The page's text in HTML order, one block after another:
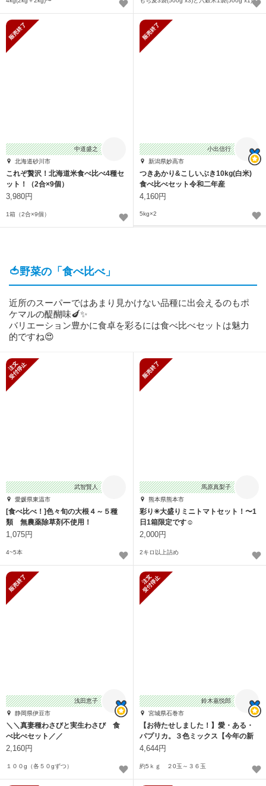
中道盛之
北海道砂川市
これぞ贅沢！北海道米食べ比べ4種セ
ット！（2合×9個）
3,980円
1箱（2合×9個）
小出信行
新潟県妙高市
つきあかり&こしいぶき10kg(白米)
食べ比べセット令和二年産
4,160円
5kg×2
🍅野菜の「食べ比べ」
近所のスーパーではあまり見かけない品種に出会えるのもポ
ケマルの醍醐味🍆✨
バリエーション豊かに食卓を彩るには食べ比べセットは魅力
的ですね😍
武智賢人
愛媛県東温市
[食べ比べ！]色々旬の大根４～５種
類 無農薬除草剤不使用！
1,075円
4~5本
馬原真梨子
熊本県熊本市
彩り✳︎大盛りミニトマトセット！〜1
日1箱限定です☺︎
2,000円
2キロ以上詰め
浅田恵子
静岡県伊豆市
＼＼真妻種わさびと実生わさび 食
べ比べセット／／
2,160円
１００g（各５０gずつ）
鈴木嘉悦郎
宮城県石巻市
【お待たせしました！】愛・ある・
パプリカ。３色ミックス【今年の新
作】
4,644円
約5ｋｇ ２0玉～３６玉